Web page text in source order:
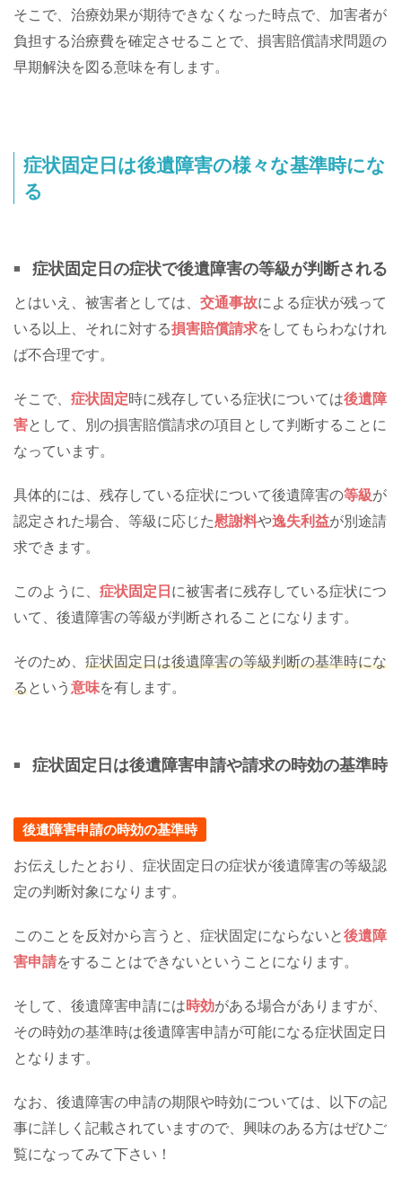
そこで、治療効果が期待できなくなった時点で、加害者が
負担する治療費を確定させることで、損害賠償請求問題の
早期解決を図る意味を有します。
症状固定日は後遺障害の様々な基準時にな
る
症状固定日の症状で後遺障害の等級が判断される
とはいえ、被害者としては、 交通事故による症状が残って
いる以上、それに対する損害賠償請求をしてもらわなけれ
ば不合理です。
そこで、 症状固定時に残存している症状については後遺障
害として、別の損害賠償請求の項目として判断することに
なっています。
具体的には、残存している症状について後遺障害の等級が
認定された場合、等級に応じた慰謝料や逸失利益が別途請
求できます。
このように、 症状固定日 に被害者に残存している症状につ
いて、後遺障害の等級が判断されることになります。
そのため、 症状固定日は後遺障害の等級判断の基準時にな
るという 意味を有します。
症状固定日は後遺障害申請や請求の時効の基準時
後遺障害申請の時効の基準時
お伝えしたとおり、症状固定日の症状が後遺障害の等級認
定の判断対象になります。
このことを反対から言うと、症状固定にならないと後遺障
害申請をすることはできないということになります。
そして、後遺障害申請には時効がある場合がありますが、
その時効の基準時は後遺障害申請が可能になる症状固定日
となります。
なお、後遺障害の申請の期限や時効については、以下の記
事に詳しく記載されていますので、興味のある方はぜひご
覧になってみて下さい！